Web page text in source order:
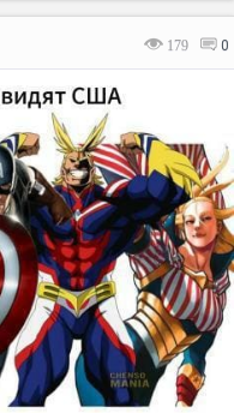
179 0